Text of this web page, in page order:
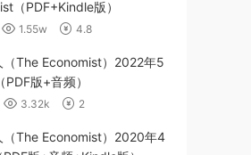
（PDF+Kindle版）
1.55w 4.8
（The Economist）2022年5
PDF版+音频）
3.32k 2
（The Economist）2020年4